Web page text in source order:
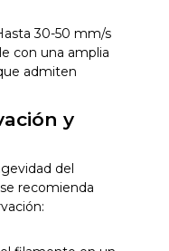
30-50 mm/s
con una amplia
admiten
y
del
recomienda